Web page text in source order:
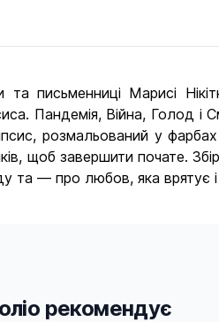
письменниці Марисі
Пандемія, Війна, Голод і
розмальований у
щоб завершити почате.
та — про любов, яка врятує
рекомендує